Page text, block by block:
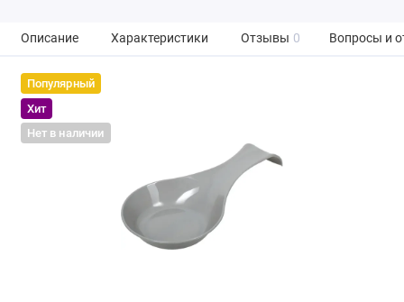
Описание Характеристики Отзывы 0 Вопросы и
Популярный
Хит
Нет в наличии